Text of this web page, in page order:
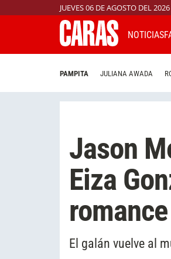
JUEVES 06 DE AGOSTO DEL 2026
NOTICIAS
PAMPITA JULIANA AWADA
Jason
Eiza
romance
El galán vuelve al